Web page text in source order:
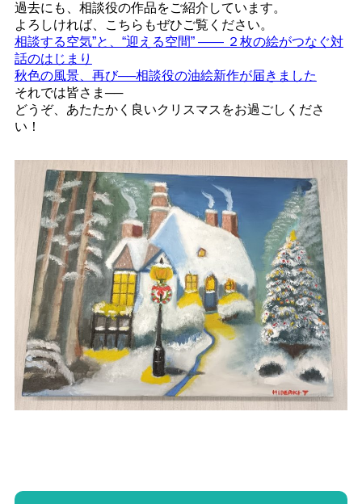
過去にも、相談役の作品をご紹介しています。
よろしければ、こちらもぜひご覧ください。
相談する空気”と、“迎える空間” —— ２枚の絵がつなぐ対
話のはじまり
秋色の風景、再び──相談役の油絵新作が届きました
それでは皆さま──
どうぞ、あたたかく良いクリスマスをお過ごしくださ
い！